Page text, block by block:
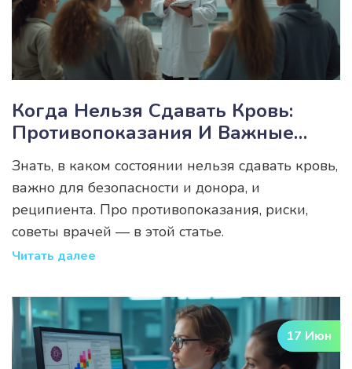
Когда Нельзя Сдавать Кровь:
Противопоказания И Важные
Факты Для Доноров
Знать, в каком состоянии нельзя сдавать кровь,
важно для безопасности и донора, и
реципиента. Про противопоказания, риски,
советы врачей — в этой статье.
Читать далее
17 Июн